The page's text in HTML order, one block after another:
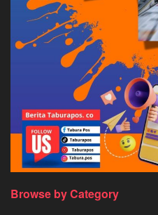
Browse by Category